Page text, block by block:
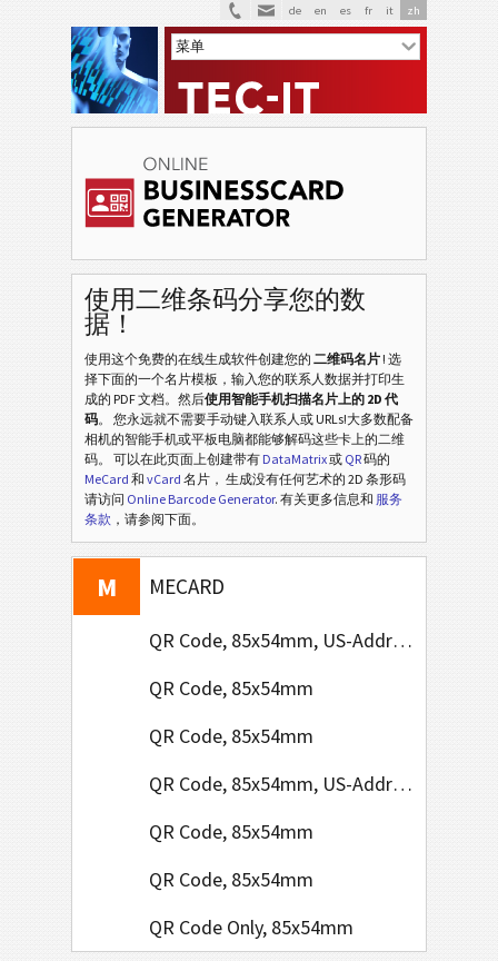
de en es fr it zh
使用二维条码分享您的数
据！
使用这个免费的在线生成软件创建您的 二维码名片 ! 选
择下面的一个名片模板，输入您的联系人数据并打印生
成的 PDF 文档。然后使用智能手机扫描名片上的 2D 代
码。 您永远就不需要手动键入联系人或 URLs!大多数配备
相机的智能手机或平板电脑都能够解码这些卡上的二维
码。 可以在此页面上创建带有 DataMatrix或 QR码的
MeCard 和 vCard 名片， 生成没有任何艺术的 2D 条形码
请访问 Online Barcode Generator. 有关更多信息和 服务
条款 ，请参阅下面。
V VCARD
M MECARD
QR Code, 85x54mm, US-Address Format
QR Code, 85x54mm
QR Code, 85x54mm
QR Code, 85x54mm, US-Address Format
QR Code, 85x54mm
QR Code, 85x54mm
QR Code Only, 85x54mm